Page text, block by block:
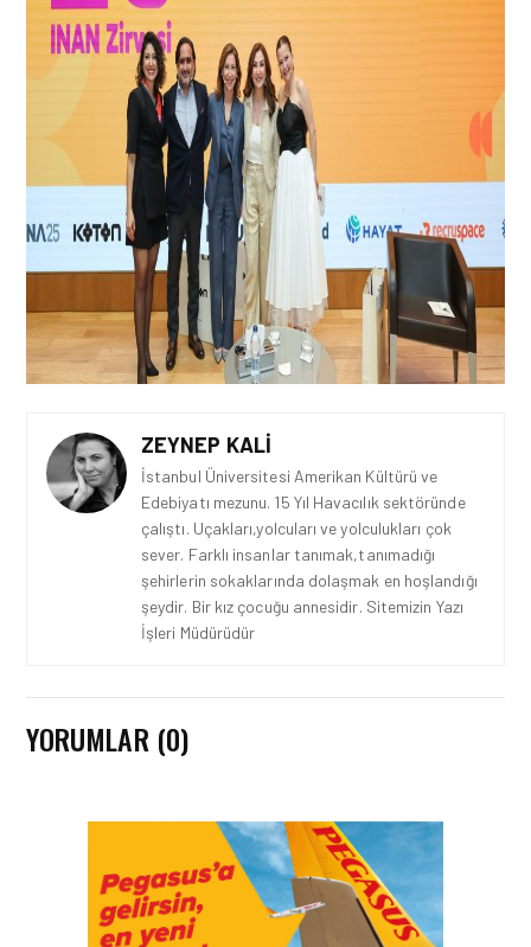
ZEYNEP KALI
İstanbul Üniversitesi Amerikan Kültürü ve
Edebiyatı mezunu. 15 Yıl Havacılık sektöründe
çalıştı. Uçakları,yolcuları ve yolculukları çok
sever. Farklı insanlar tanımak,tanımadığı
şehirlerin sokaklarında dolaşmak en hoşlandığı
şeydir. Bir kız çocuğu annesidir. Sitemizin Yazı
İşleri Müdürüdür
YORUMLAR (0)
HAVAYOLU • 07 AĞU 2026
SUNEXPRESS’IN ÜÇ GÜN
ÜST ÜSTE GÜNLÜK
YOLCU SAYISI 71 BINI AŞTI